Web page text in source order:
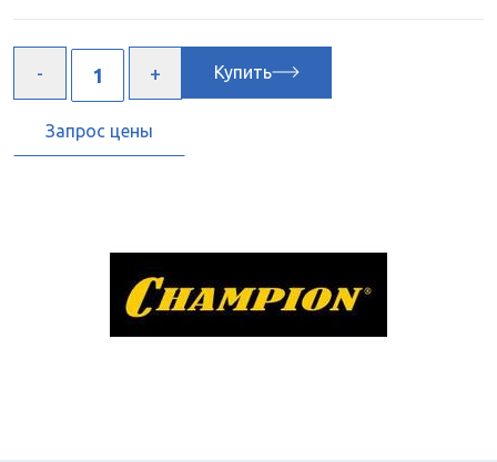
Купить
Запрос цены